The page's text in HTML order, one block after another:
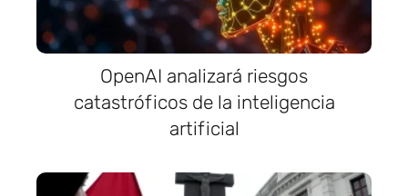
OpenAI analizará riesgos
catastróficos de la inteligencia
artificial